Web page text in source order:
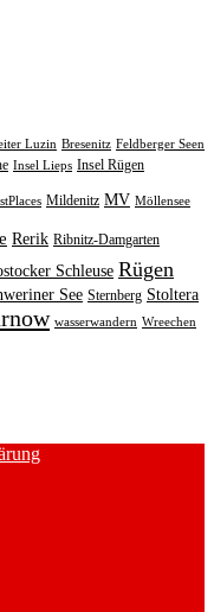
Luzin Bresenitz Feldberger Seen
Insel Lieps Insel Rügen
Mildenitz MV Möllensee
Rerik Ribnitz-Damgarten
Schleuse Rügen
See Sternberg Stoltera
wasserwandern Wreechen